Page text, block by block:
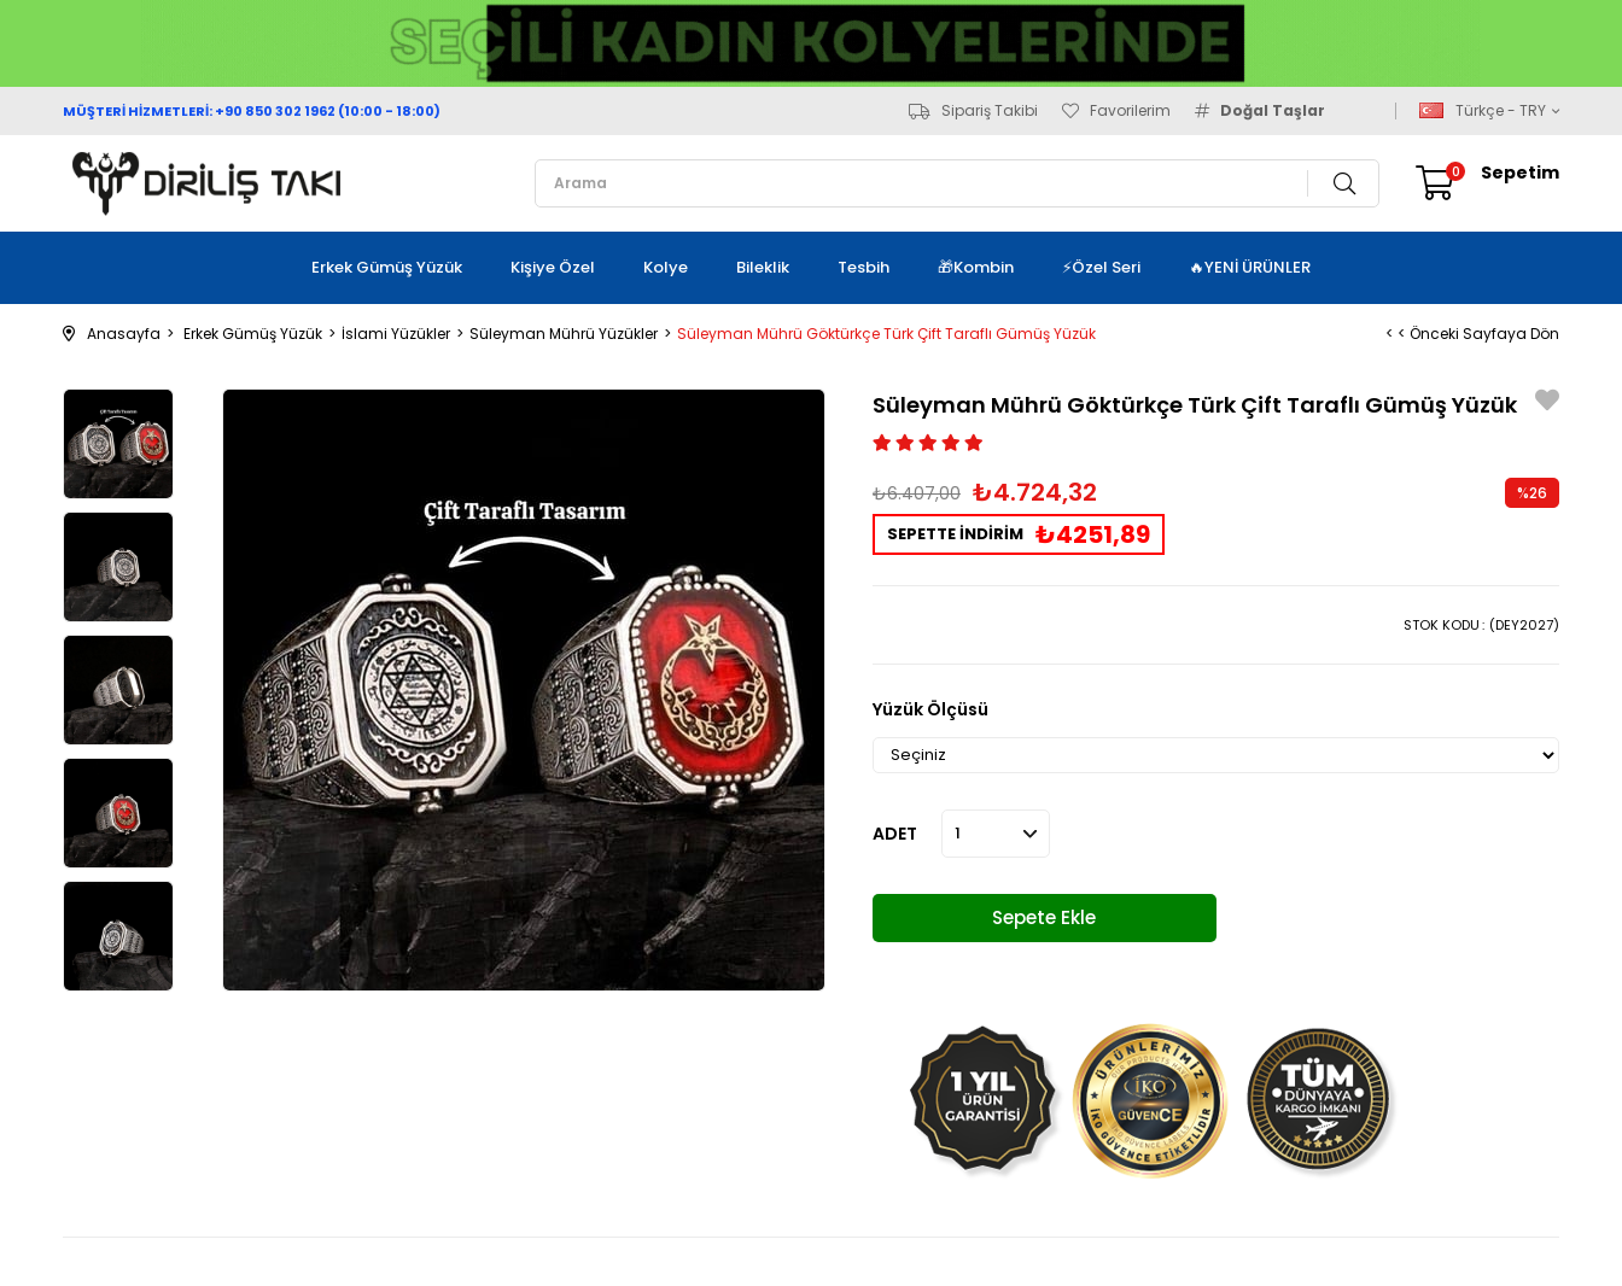
MÜŞTERİ HİZMETLERİ: +90 850 302 1962 (10:00 - 18:00) Sipariş Takibi Favorilerim Doğal Taşlar Türkçe - TRY
Sepetim
0
Erkek Gümüş Yüzük Kişiye Özel Kolye Bileklik Tesbih 🎁Kombin ⚡Özel Seri 🔥YENİ ÜRÜNLER
Anasayfa Erkek Gümüş Yüzük İslami Yüzükler Süleyman Mührü Yüzükler Süleyman Mührü Göktürkçe Türk Çift Taraflı Gümüş Yüzük < < Önceki Sayfaya Dön
Süleyman Mührü Göktürkçe Türk Çift Taraflı Gümüş Yüzük
₺6.407,00 ₺4.724,32
SEPETTE İNDİRİM ₺4251,89
%26
STOK KODU (DEY2027)
Yüzük Ölçüsü
ADET